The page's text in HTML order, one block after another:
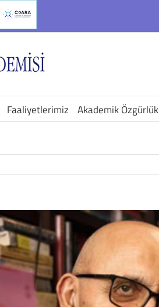
Faaliyetlerimiz Akademik Özgürlük